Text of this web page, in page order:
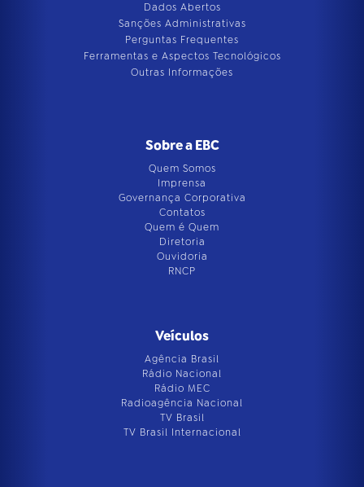
Dados Abertos
Sanções Administrativas
Perguntas Frequentes
Ferramentas e Aspectos Tecnológicos
Outras Informações
Sobre a EBC
Quem Somos
Imprensa
Governança Corporativa
Contatos
Quem é Quem
Diretoria
Ouvidoria
RNCP
Veículos
Agência Brasil
Rádio Nacional
Rádio MEC
Radioagência Nacional
TV Brasil
TV Brasil Internacional